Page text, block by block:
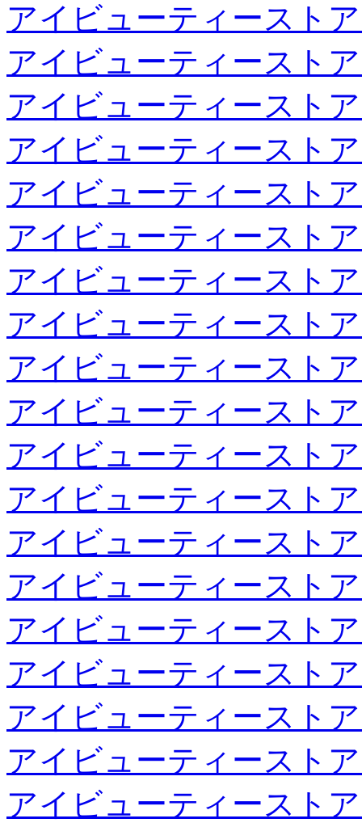
アイビューティースト
アイビューティースト
アイビューティースト
アイビューティースト
アイビューティースト
アイビューティースト
アイビューティースト
アイビューティースト
アイビューティースト
アイビューティースト
アイビューティースト
アイビューティースト
アイビューティースト
アイビューティースト
アイビューティースト
アイビューティースト
アイビューティースト
アイビューティースト
アイビューティースト